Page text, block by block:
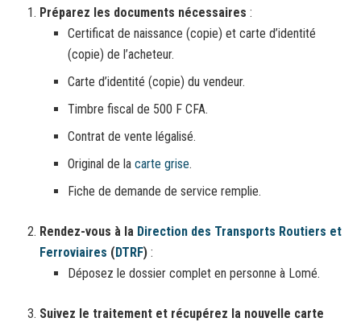
Préparez les documents nécessaires :
Certificat de naissance (copie) et carte d’identité
(copie) de l’acheteur.
Carte d’identité (copie) du vendeur.
Timbre fiscal de 500 F CFA.
Contrat de vente légalisé.
Original de la carte grise.
Fiche de demande de service remplie.
Rendez-vous à la Direction des Transports Routiers et
Ferroviaires (DTRF) :
Déposez le dossier complet en personne à Lomé.
Suivez le traitement et récupérez la nouvelle carte